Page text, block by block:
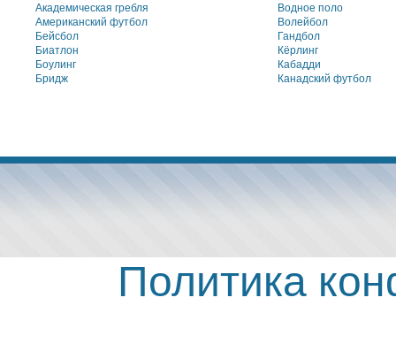
Академическая гребля
Американский футбол
Бейсбол
Биатлон
Боулинг
Бридж
Водное поло
Волейбол
Гандбол
Кёрлинг
Кабадди
Канадский футбол
Политика